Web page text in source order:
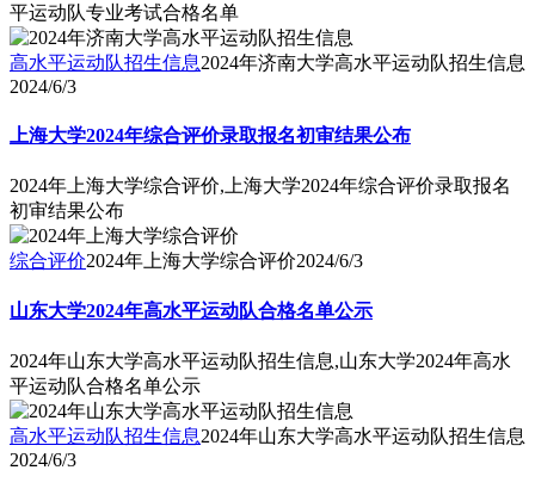
平运动队专业考试合格名单
高水平运动队招生信息2024年济南大学高水平运动队招生信息
2024/6/3
上海大学2024年综合评价录取报名初审结果公布
2024年上海大学综合评价,上海大学2024年综合评价录取报名
初审结果公布
综合评价2024年上海大学综合评价2024/6/3
山东大学2024年高水平运动队合格名单公示
2024年山东大学高水平运动队招生信息,山东大学2024年高水
平运动队合格名单公示
高水平运动队招生信息2024年山东大学高水平运动队招生信息
2024/6/3